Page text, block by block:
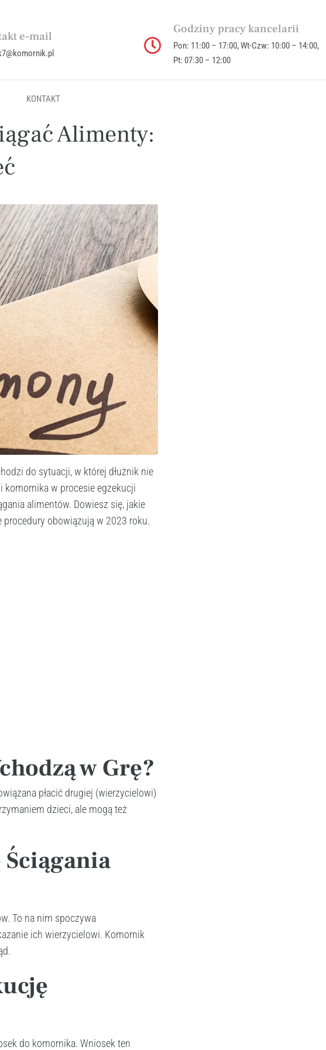
e-mail
Godziny pracy kancelarii
Pon: 11:00 – 17:00, Wt-Czw: 10:00 – 14:00,
Pt: 07:30 – 12:00
KONTAKT
Alimenty:
do sytuacji, w której dłużnik nie
w procesie egzekucji
alimentów. Dowiesz się, jakie
procedury obowiązują w 2023 roku.
w Grę?
płacić drugiej (wierzycielowi)
dzieci, ale mogą też
To na nim spoczywa
ich wierzycielowi. Komornik
do komornika. Wniosek ten